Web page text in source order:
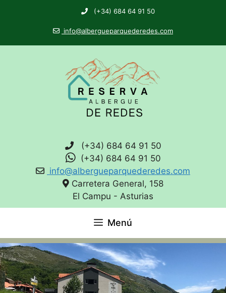
(+34) 684 64 91 50
info@albergueparquederedes.com
(+34) 684 64 91 50
(+34) 684 64 91 50
info@albergueparquederedes.com
Carretera General, 158
El Campu - Asturias
Menú